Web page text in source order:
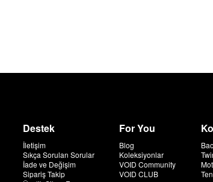
Destek
İletişim
Sıkça Sorulan Sorular
İade ve Değişim
Sipariş Takip
For You
Blog
Koleksiyonlar
VOID Community
VOID CLUB